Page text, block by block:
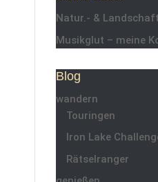
Natur.- & Landschaft
Musikglut – meine
Blog
wandern
Touringen
Iron Lake
Rätselranger